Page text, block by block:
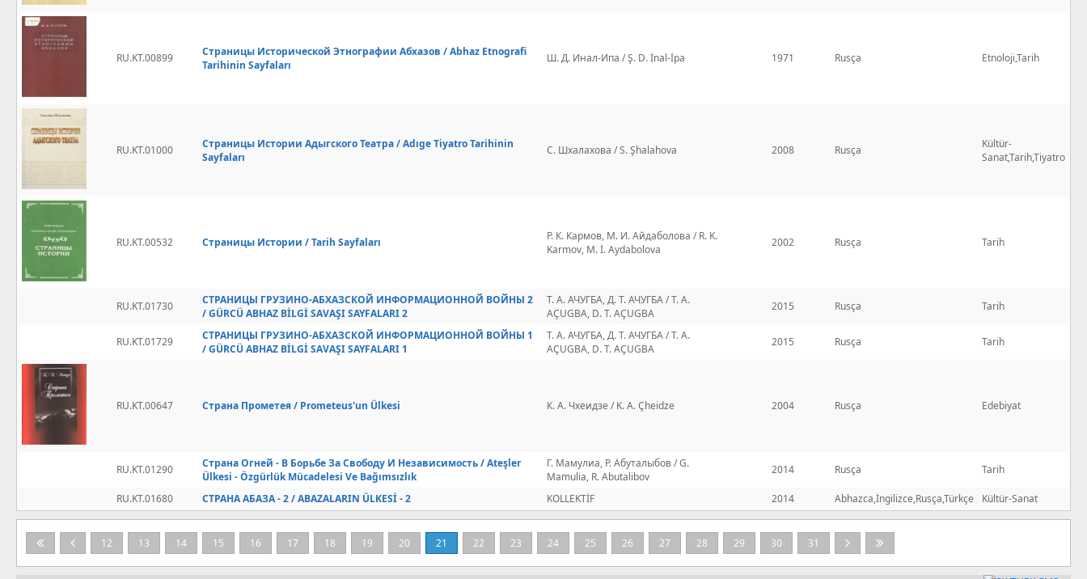
RU.KT.00899
Страницы Исторической Этнографии Абхазов / Abhaz Etnografi
Tarihinin Sayfaları
Ш. Д. Инал-Ипа / Ş. D. İnal-İpa 1971 Rusça Etnoloji,Tarih
RU.KT.01000
Страницы Истории Адыгского Театра / Adıge Tiyatro Tarihinin
Sayfaları
С. Шхалахова / S. Şhalahova 2008 Rusça
Kültür-
Sanat,Tarih,Tiyatro
RU.KT.00532 Страницы Истории / Tarih Sayfaları
Р. К. Кармов, М. И. Айдаболова / R. K.
Karmov, M. İ. Aydabolova
2002 Rusça Tarih
RU.KT.01730
СТРАНИЦЫ ГРУЗИНО-АБХАЗСКОЙ ИНФОРМАЦИОННОЙ ВОЙНЫ 2
/ GÜRCÜ ABHAZ BİLGİ SAVAŞI SAYFALARI 2
Т. А. АЧУГБА, Д. Т. АЧУГБА / T. A.
AÇUGBA, D. T. AÇUGBA
2015 Rusça Tarih
RU.KT.01729
СТРАНИЦЫ ГРУЗИНО-АБХАЗСКОЙ ИНФОРМАЦИОННОЙ ВОЙНЫ 1
/ GÜRCÜ ABHAZ BİLGİ SAVAŞI SAYFALARI 1
Т. А. АЧУГБА, Д. Т. АЧУГБА / T. A.
AÇUGBA, D. T. AÇUGBA
2015 Rusça Tarih
RU.KT.00647 Страна Прометея / Prometeus'un Ülkesi К. А. Чхеидзе / K. A. Çheidze 2004 Rusça Edebiyat
RU.KT.01290
Страна Огней - В Борьбе За Свободу И Независимость / Ateşler
Ülkesi - Özgürlük Mücadelesi Ve Bağımsızlık
Г. Мамулиа, Р. Абуталыбов / G.
Mamulia, R. Abutalibov
2014 Rusça Tarih
RU.KT.01680 СТРАНА АБАЗА - 2 / ABAZALARIN ÜLKESİ - 2 KOLLEKTİF 2014 Abhazca,İngilizce,Rusça,Türkçe Kültür-Sanat
12 13 14 15 16 17 18 19 20 21 22 23 24 25 26 27 28 29 30 31